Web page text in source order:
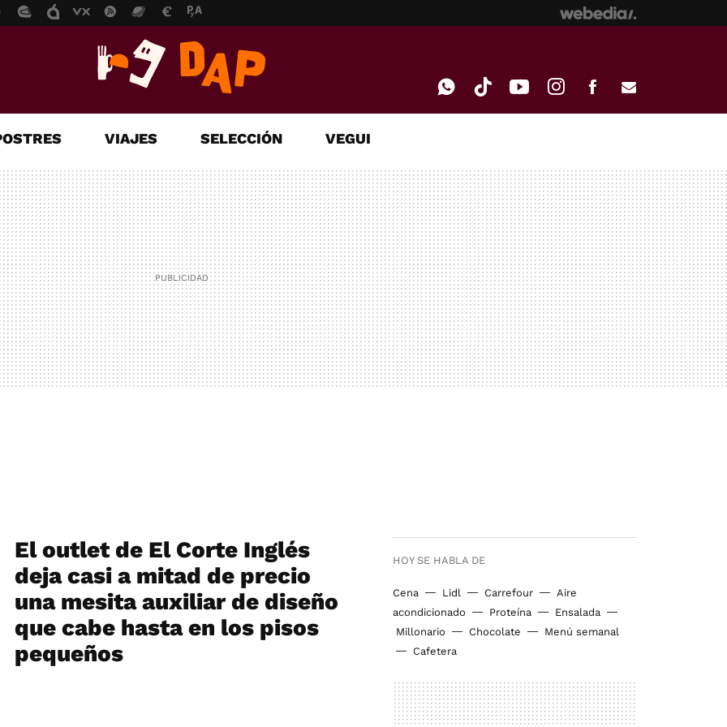
MAIL
VIAJES SELECCIÓN VEGUI
HOY SE HABLA DE
Cena Lidl Carrefour
Aire
acondicionado
Proteína
Ensalada
Millonario
Chocolate
Menú semanal
Cafetera
El outlet de El Corte Inglés
deja casi a mitad de precio
una mesita auxiliar de diseño
que cabe hasta en los pisos
pequeños